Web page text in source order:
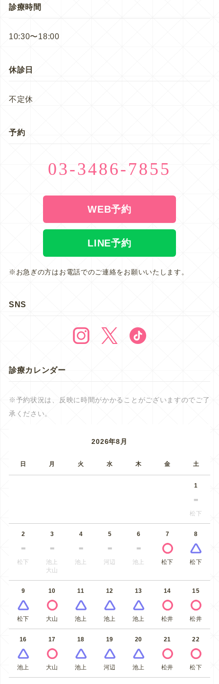
診療時間
10:30〜18:00
休診日
不定休
予約
03-3486-7855
WEB予約
LINE予約
※お急ぎの方はお電話でのご連絡をお願いいたします。
SNS
診療カレンダー
※予約状況は、反映に時間がかかることがございますのでご了
承ください。
2026年8月
日 月 火 水 木 金 土
1
松下
2
松下
3
池上
大山
4
池上
5
河辺
6
池上
7
松下
8
松下
9
松下
10
大山
11
池上
12
池上
13
池上
14
松井
15
松井
16
池上
17
大山
18
池上
19
河辺
20
池上
21
松井
22
松下